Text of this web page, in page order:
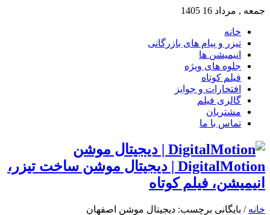
جمعه , مرداد 16 1405
خانه
تیزر و پیام های بازرگانی
انیمیشن ها
جلوه های ویژه
فیلم کوتاه
افتخارات و جوایز
گالری فیلم
مشتریان
تماس با ما
DigitalMotion | دیجیتال موشن ساخت تیزر،
انیمیشن، فیلم کوتاه
خانه / بایگانی برچسب: دیجیتال موشن اصفهان